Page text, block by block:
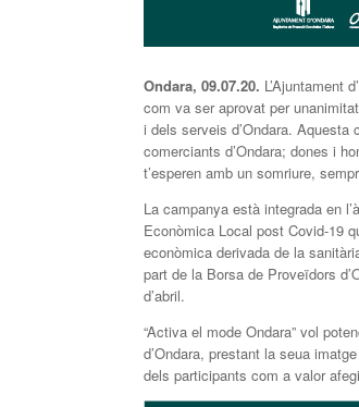
Ondara, 09.07.20. L’Ajuntament
com va ser aprovat per
i dels serveis d’Ondara. Aquesta
comerciants d’Ondara; dones i
t’esperen amb un somriure,
La campanya està integrada en
Econòmica Local post Covid-19
econòmica derivada de la
part de la Borsa de Proveïdors
d’abril.
“Activa el mode Ondara” vol
d’Ondara, prestant la seua
dels participants com a valor